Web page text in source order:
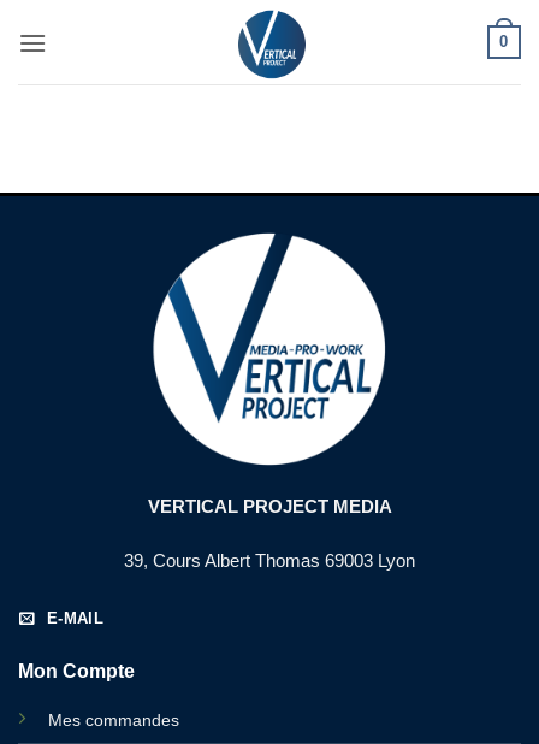
0
VERTICAL PROJECT MEDIA
39, Cours Albert Thomas 69003 Lyon
E-MAIL
Mon Compte
Mes commandes